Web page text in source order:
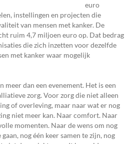
euro
instellingen en projecten die
van mensen met kanker. De
ruim 4,7 miljoen euro op. Dat bedrag
die zich inzetten voor dezelfde
met kanker waar mogelijk
meer dan een evenement. Het is een
zorg. Voor zorg die niet alleen
of overleving, maar naar wat er nog
niet meer kan. Naar comfort. Naar
momenten. Naar de wens om nog
nog één keer samen te zijn, nog